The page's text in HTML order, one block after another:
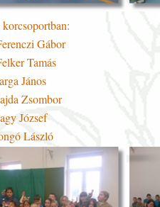
Gábor
Tamás
János
Zsombor
József
László